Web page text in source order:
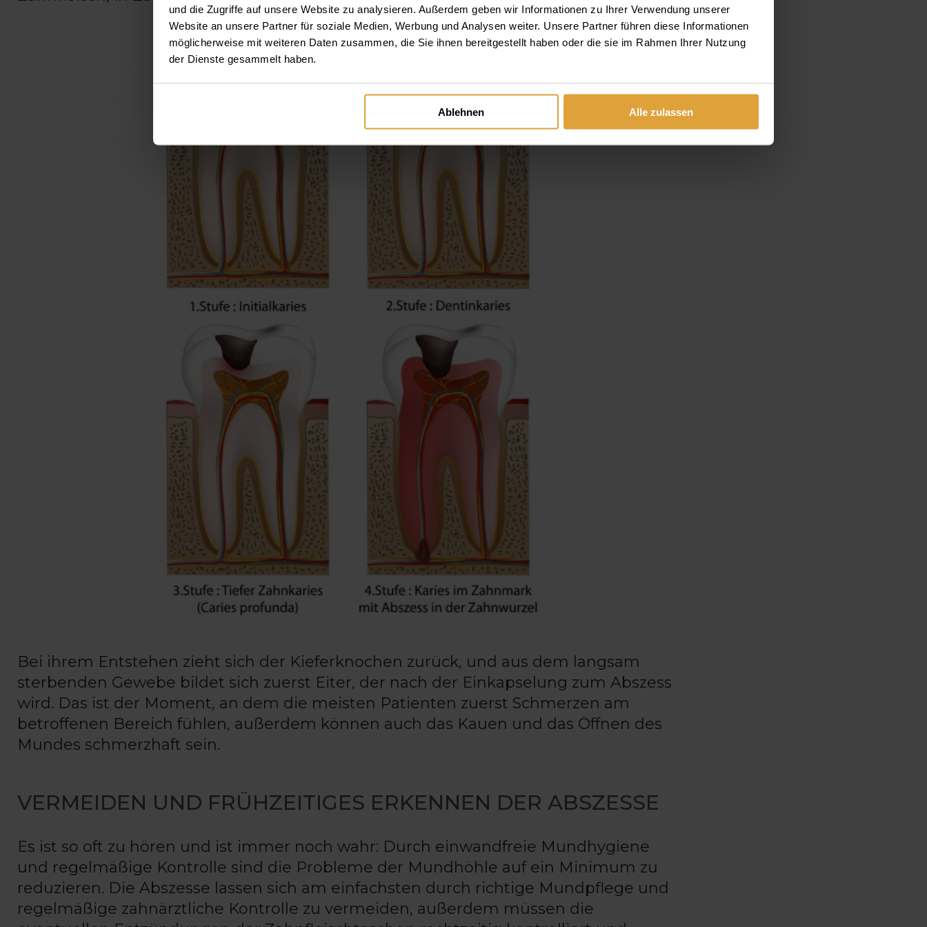
und die Zugriffe auf unsere Website zu analysieren. Außerdem geben wir Informationen zu Ihrer Verwendung unserer
Website an unsere Partner für soziale Medien, Werbung und Analysen weiter. Unsere Partner führen diese Informationen
möglicherweise mit weiteren Daten zusammen, die Sie ihnen bereitgestellt haben oder die sie im Rahmen Ihrer Nutzung
der Dienste gesammelt haben.
Ablehnen Alle zulassen
Bei ihrem Entstehen zieht sich der Kieferknochen zurück, und aus dem langsam
sterbenden Gewebe bildet sich zuerst Eiter, der nach der Einkapselung zum Abszess
wird. Das ist der Moment, an dem die meisten Patienten zuerst Schmerzen am
betroffenen Bereich fühlen, außerdem können auch das Kauen und das Öffnen des
Mundes schmerzhaft sein.
VERMEIDEN UND FRÜHZEITIGES ERKENNEN DER ABSZESSE
Es ist so oft zu hören und ist immer noch wahr: Durch einwandfreie Mundhygiene
und regelmäßige Kontrolle sind die Probleme der Mundhöhle auf ein Minimum zu
reduzieren. Die Abszesse lassen sich am einfachsten durch richtige Mundpflege und
regelmäßige zahnärztliche Kontrolle zu vermeiden, außerdem müssen die